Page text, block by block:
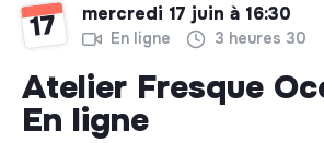
17 mercredi 17 juin à 16:30
En ligne 3 heures 30
Atelier Fresque
En ligne